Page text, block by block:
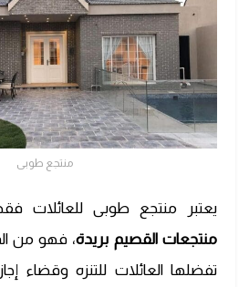
منتجع طوبى
يعتبر منتجع طوبى للعائلات
منتجعات القصيم بريدة، فهو من
تفضلها العائلات للتنزه وقضاء